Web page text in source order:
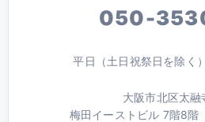
050-
平日（土日祝祭日を除く
大阪市北区太
梅田イーストビル 7階8階